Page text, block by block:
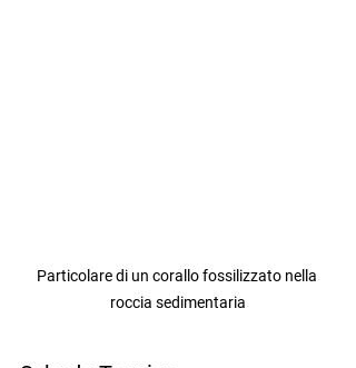
Particolare di un corallo fossilizzato nella
roccia sedimentaria